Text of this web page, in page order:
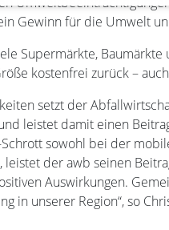
Gewinn für die Umwelt
Supermärkte,
kostenfrei zurück –
setzt der
leistet damit einen
sowohl bei der
der awb seinen
Auswirkungen.
in unserer Region“, so